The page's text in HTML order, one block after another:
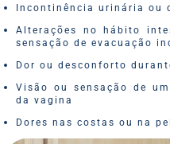
Incontinência urinária ou
Alterações no hábito
sensação de evacuação
Dor ou desconforto
Visão ou sensação de
da vagina
Dores nas costas ou na